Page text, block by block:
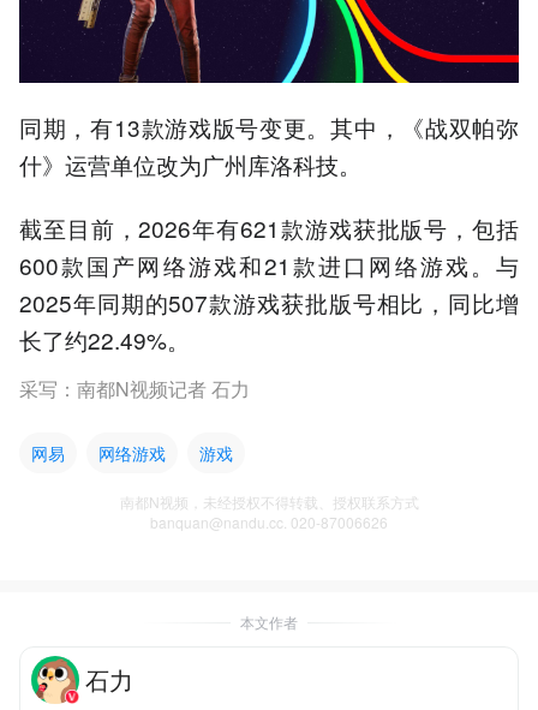
同期，有13款游戏版号变更。其中，《战双帕弥
什》运营单位改为广州库洛科技。
截至目前，2026年有621款游戏获批版号，包括
600款国产网络游戏和21款进口网络游戏。与
2025年同期的507款游戏获批版号相比，同比增
长了约22.49%。
采写：南都N视频记者 石力
网易 网络游戏 游戏
南都N视频，未经授权不得转载、授权联系方式
banquan@nandu.cc. 020-87006626
本文作者
石力